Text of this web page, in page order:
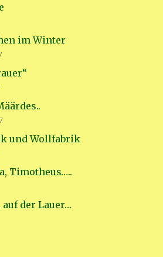
im Winter
und Wollfabrik
Timotheus…..
auf der Lauer…